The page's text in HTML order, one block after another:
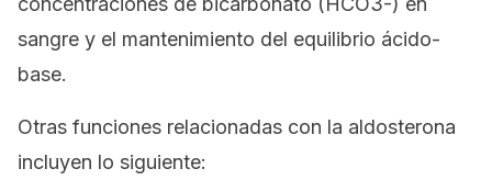
sangre y el mantenimiento del equilibrio ácido-
base.
Otras funciones relacionadas con la aldosterona
incluyen lo siguiente: